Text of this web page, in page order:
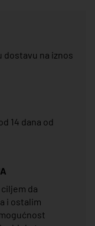
dostavu na iznos
14 dana od
da
i ostalim